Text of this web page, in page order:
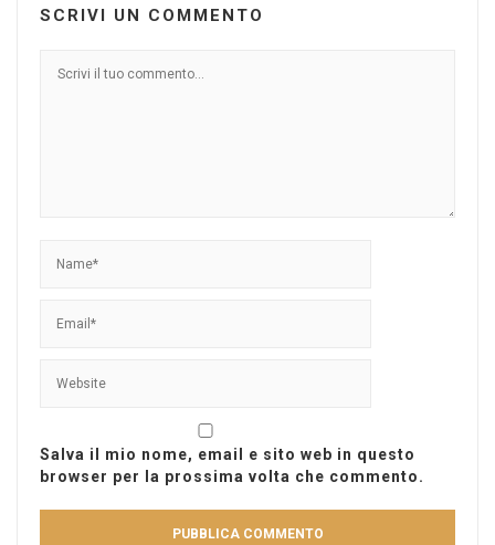
SCRIVI UN COMMENTO
Salva il mio nome, email e sito web in questo
browser per la prossima volta che commento.